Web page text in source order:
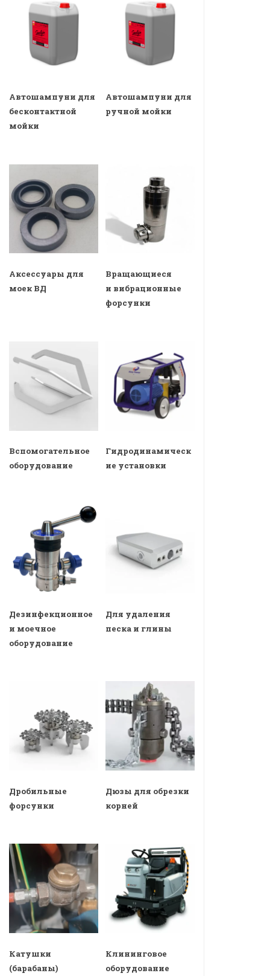
Автошампуни для
бесконтактной
мойки
Автошампуни для
ручной мойки
Аксессуары для
моек ВД
Вращающиеся
и вибрационные
форсунки
Вспомогательное
оборудование
Гидродинамическ
ие установки
Дезинфекционное
и моечное
оборудование
Для удаления
песка и глины
Дробильные
форсунки
Дюзы для обрезки
корней
Катушки
(барабаны)
Клининговое
оборудование